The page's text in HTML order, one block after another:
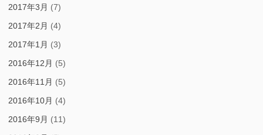
2017年3月 (7)
2017年2月 (4)
2017年1月 (3)
2016年12月 (5)
2016年11月 (5)
2016年10月 (4)
2016年9月 (11)